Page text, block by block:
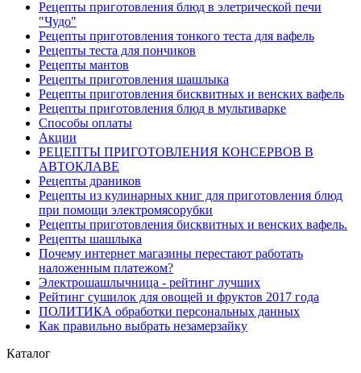
Рецепты приготовления блюд в элетрической печи
"Чудо"
Рецепты приготовления тонкого теста для вафель
Рецепты теста для пончиков
Рецепты мантов
Рецепты приготовления шашлыка
Рецепты приготовления бисквитных и венских вафель
Рецепты приготовления блюд в мультиварке
Способы оплаты
Акции
РЕЦЕПТЫ ПРИГОТОВЛЕНИЯ КОНСЕРВОВ В
АВТОКЛАВЕ
Рецепты драников
Рецепты из кулинарных книг для приготовления блюд
при помощи электромясорубки
Рецепты приготовления бисквитных и венских вафель.
Рецепты шашлыка
Почему интернет магазины перестают работать
наложенным платежом?
Электрошашлычница - рейтинг лучших
Рейтинг сушилок для овощей и фруктов 2017 года
ПОЛИТИКА обработки персональных данных
Как правильно выбрать незамерзайку
Каталог